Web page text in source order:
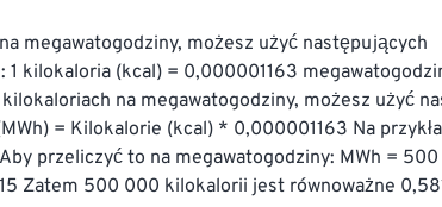
megawatogodziny, możesz użyć następujących
1 kilokaloria (kcal) = 0,000001163
na megawatogodziny, możesz użyć
= Kilokalorie (kcal) * 0,000001163 Na
przeliczyć to na megawatogodziny: MWh =
Zatem 500 000 kilokalorii jest równoważne